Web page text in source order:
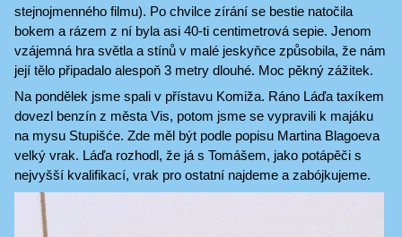
stejnojmenného filmu). Po chvilce zírání se bestie natočila
bokem a rázem z ní byla asi 40-ti centimetrová sepie. Jenom
vzájemná hra světla a stínů v malé jeskyňce způsobila, že nám
její tělo připadalo alespoň 3 metry dlouhé. Moc pěkný zážitek.
Na pondělek jsme spali v přístavu Komiža. Ráno Láďa taxíkem
dovezl benzín z města Vis, potom jsme se vypravili k majáku
na mysu Stupišće. Zde měl být podle popisu Martina Blagoeva
velký vrak. Láďa rozhodl, že já s Tomášem, jako potápěči s
nejvyšší kvalifikací, vrak pro ostatní najdeme a zabójkujeme.